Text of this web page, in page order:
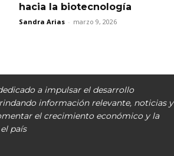
hacia la biotecnología
Sandra Arias - marzo 9, 2026
a impulsar el desarrollo
información relevante, noticias y
el crecimiento económico y la
país